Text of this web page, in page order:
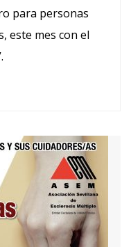
para personas
este mes con el